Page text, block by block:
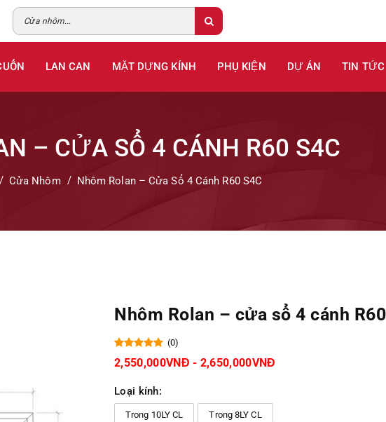
LAN CAN MẶT DỰNG KÍNH PHỤ KIỆN DỰ ÁN TIN TỨC
– CỬA SỔ 4 CÁNH R60 S4C
Cửa Nhôm Nhôm Rolan – Cửa Sổ 4 Cánh R60 S4C
Nhôm Rolan – cửa sổ 4 cánh
(0)
2,550,000VNĐ - 2,650,000VNĐ
Loại kính:
Trong 10LY CL Trong 8LY CL